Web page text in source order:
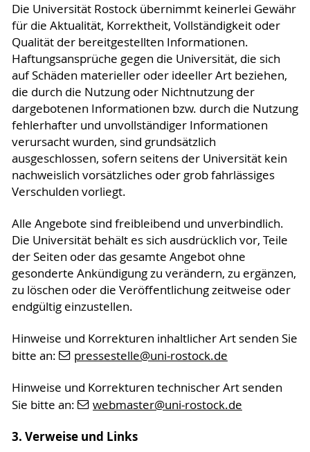
Die Universität Rostock übernimmt keinerlei Gewähr
für die Aktualität, Korrektheit, Vollständigkeit oder
Qualität der bereitgestellten Informationen.
Haftungsansprüche gegen die Universität, die sich
auf Schäden materieller oder ideeller Art beziehen,
die durch die Nutzung oder Nichtnutzung der
dargebotenen Informationen bzw. durch die Nutzung
fehlerhafter und unvollständiger Informationen
verursacht wurden, sind grundsätzlich
ausgeschlossen, sofern seitens der Universität kein
nachweislich vorsätzliches oder grob fahrlässiges
Verschulden vorliegt.
Alle Angebote sind freibleibend und unverbindlich.
Die Universität behält es sich ausdrücklich vor, Teile
der Seiten oder das gesamte Angebot ohne
gesonderte Ankündigung zu verändern, zu ergänzen,
zu löschen oder die Veröffentlichung zeitweise oder
endgültig einzustellen.
Hinweise und Korrekturen inhaltlicher Art senden Sie
bitte an:
pressestelle@uni-rostock.de
Hinweise und Korrekturen technischer Art senden
Sie bitte an:
webmaster@uni-rostock.de
3. Verweise und Links